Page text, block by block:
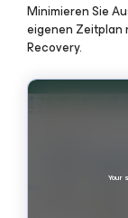
Minimieren Sie
eigenen
Recovery.